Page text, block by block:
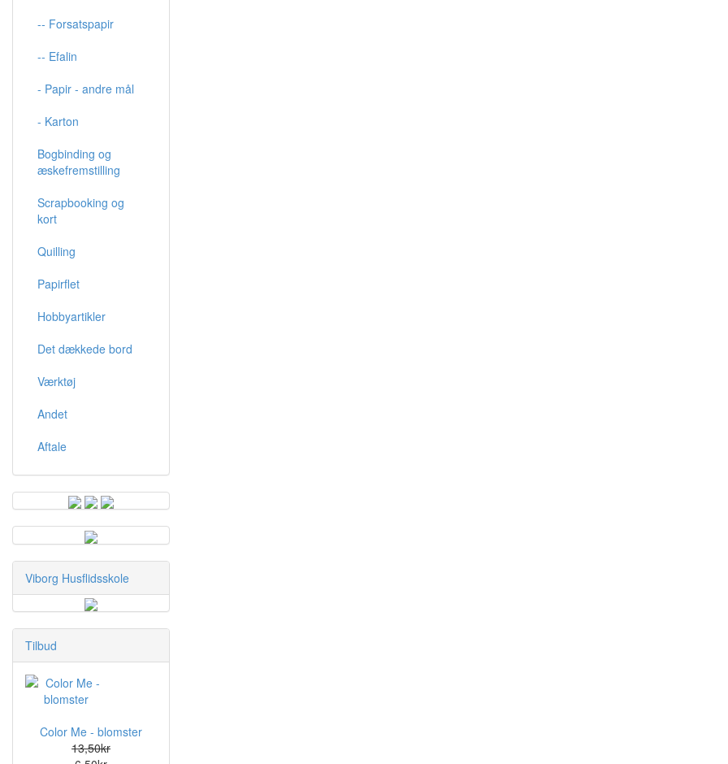
-- Forsatspapir
-- Efalin
- Papir - andre mål
- Karton
Bogbinding og
æskefremstilling
Scrapbooking og
kort
Quilling
Papirflet
Hobbyartikler
Det dækkede bord
Værktøj
Andet
Aftale
Viborg Husflidsskole
Tilbud
Color Me - blomster
13,50kr